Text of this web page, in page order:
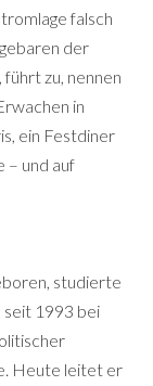
falsch
der
zu, nennen
in
ein Festdiner
– und auf
studierte
seit 1993 bei
Heute leitet er